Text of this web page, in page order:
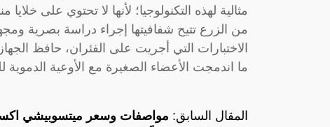
مثالية لهذه التكنولوجيا؛ لأنها لا تحتوي على
من الزرع تتيح شفافيتها إجراء دراسة بصرية
الاختبارات التي أجريت على الفئران، حافظ
ما اندمجت الأعضاء الصغيرة مع الأوعية
المقال السابق: مواصفات وسعر ميتسوبيشي اكسباندر 2023 في